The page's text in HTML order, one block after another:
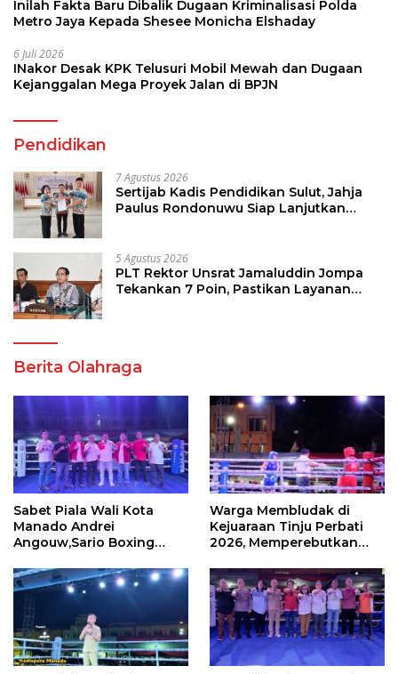
Inilah Fakta Baru Dibalik Dugaan Kriminalisasi Polda
Metro Jaya Kepada Shesee Monicha Elshaday
6 Juli 2026
INakor Desak KPK Telusuri Mobil Mewah dan Dugaan
Kejanggalan Mega Proyek Jalan di BPJN
Pendidikan
7 Agustus 2026
Sertijab Kadis Pendidikan Sulut, Jahja
Paulus Rondonuwu Siap Lanjutkan
5 Agustus 2026
PLT Rektor Unsrat Jamaluddin Jompa
Tekankan 7 Poin, Pastikan Layanan
Berita Olahraga
Sabet Piala Wali Kota
Manado Andrei
Angouw,Sario Boxing
Perbati 2026
Warga Membludak di
Kejuaraan Tinju Perbati
2026, Memperebutkan